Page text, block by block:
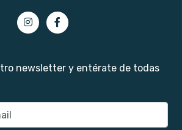
newsletter y entérate de todas